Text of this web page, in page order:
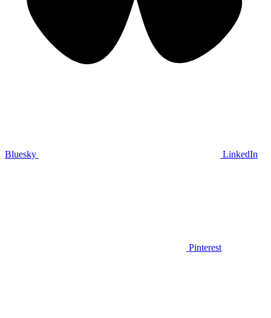
Bluesky LinkedIn
Pinterest